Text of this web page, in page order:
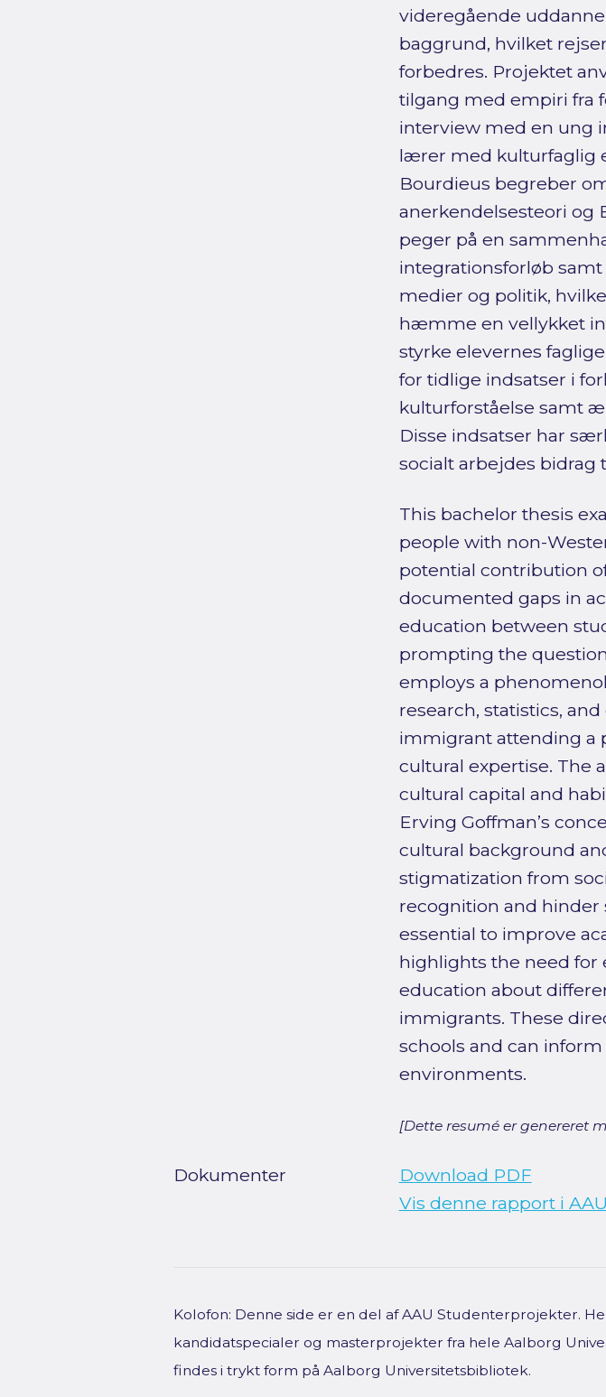
videregående
baggrund, hvilket
forbedres. Projektet
tilgang med empiri fra
interview med en ung
lærer med kulturfaglig
Bourdieus begreber
anerkendelsesteori og
peger på en
integrationsforløb
medier og politik,
hæmme en vellykket
styrke elevernes
for tidlige indsatser i
kulturforståelse samt
Disse indsatser har
socialt arbejdes
This bachelor thesis
people with non-
potential contribution
documented gaps in
education between
prompting the
employs a
research, statistics,
immigrant attending a
cultural expertise. The
cultural capital and
Erving Goffman’s
cultural background
stigmatization from
recognition and hinder
essential to improve
highlights the need for
education about
immigrants. These
schools and can
environments.
[Dette resumé er genereret
Dokumenter
Download PDF
Vis denne rapport i
Kolofon: Denne side er en del af AAU Studenterprojekter.
kandidatspecialer og masterprojekter fra hele Aalborg
findes i trykt form på Aalborg Universitetsbibliotek.